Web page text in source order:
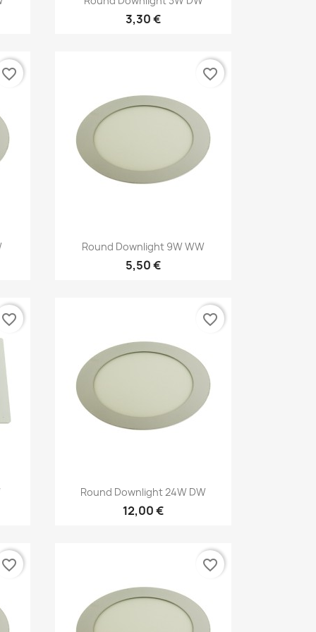
3,30 €
favorite_border
Kiirvaade
Round Downlight 9W WW
5,50 €
favorite_border
favorite_border
Kiirvaade
Round Downlight 24W DW
12,00 €
favorite_border
favorite_border favorite_border